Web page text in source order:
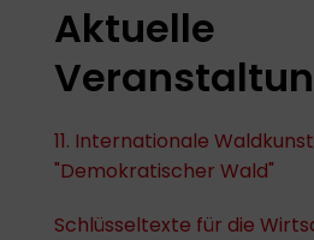
Aktuelle
11. Internationale
"Demokratischer Wald"
Schlüsseltexte für die